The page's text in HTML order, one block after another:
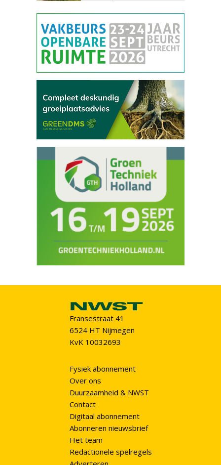
Fransestraat 41
6524 HT Nijmegen
KvK 10032693
Fysiek abonnement
Over ons
Duurzaamheid & NWST
Contact
Digitaal abonnement
Abonneren nieuwsbrief
Het team
Redactionele spelregels